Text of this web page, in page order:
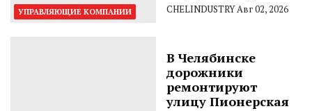
УПРАВЛЯЮЩИЕ КОМПАНИИ CHELINDUSTRYАвг 02, 2026
В Челябинске
дорожники
ремонтируют
улицу Пионерская